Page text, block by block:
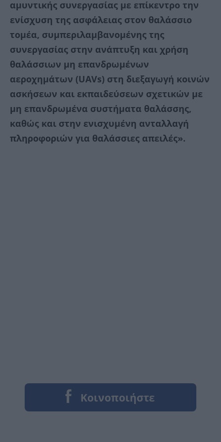
αμυντικής συνεργασίας με επίκεντρο την
ενίσχυση της ασφάλειας στον θαλάσσιο
τομέα, συμπεριλαμβανομένης της
συνεργασίας στην ανάπτυξη και χρήση
θαλάσσιων μη επανδρωμένων
αεροχημάτων (UAVs) στη διεξαγωγή κοινών
ασκήσεων και εκπαιδεύσεων σχετικών με
μη επανδρωμένα συστήματα θαλάσσης,
καθώς και στην ενισχυμένη ανταλλαγή
πληροφοριών για θαλάσσιες απειλές».